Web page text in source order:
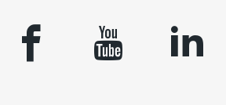
facebook youtube linkedin